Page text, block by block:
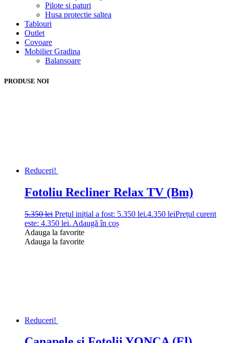
Pilote si paturi
Husa protectie saltea
Tablouri
Outlet
Covoare
Mobilier Gradina
Balansoare
PRODUSE NOI
Reduceri!
Fotoliu Recliner Relax TV (Bm)
5.350lei Prețul inițial a fost: 5.350 lei.4.350 leiPrețul curent
este: 4.350 lei. Adaugă în coș
Adauga la favorite
Adauga la favorite
Reduceri!